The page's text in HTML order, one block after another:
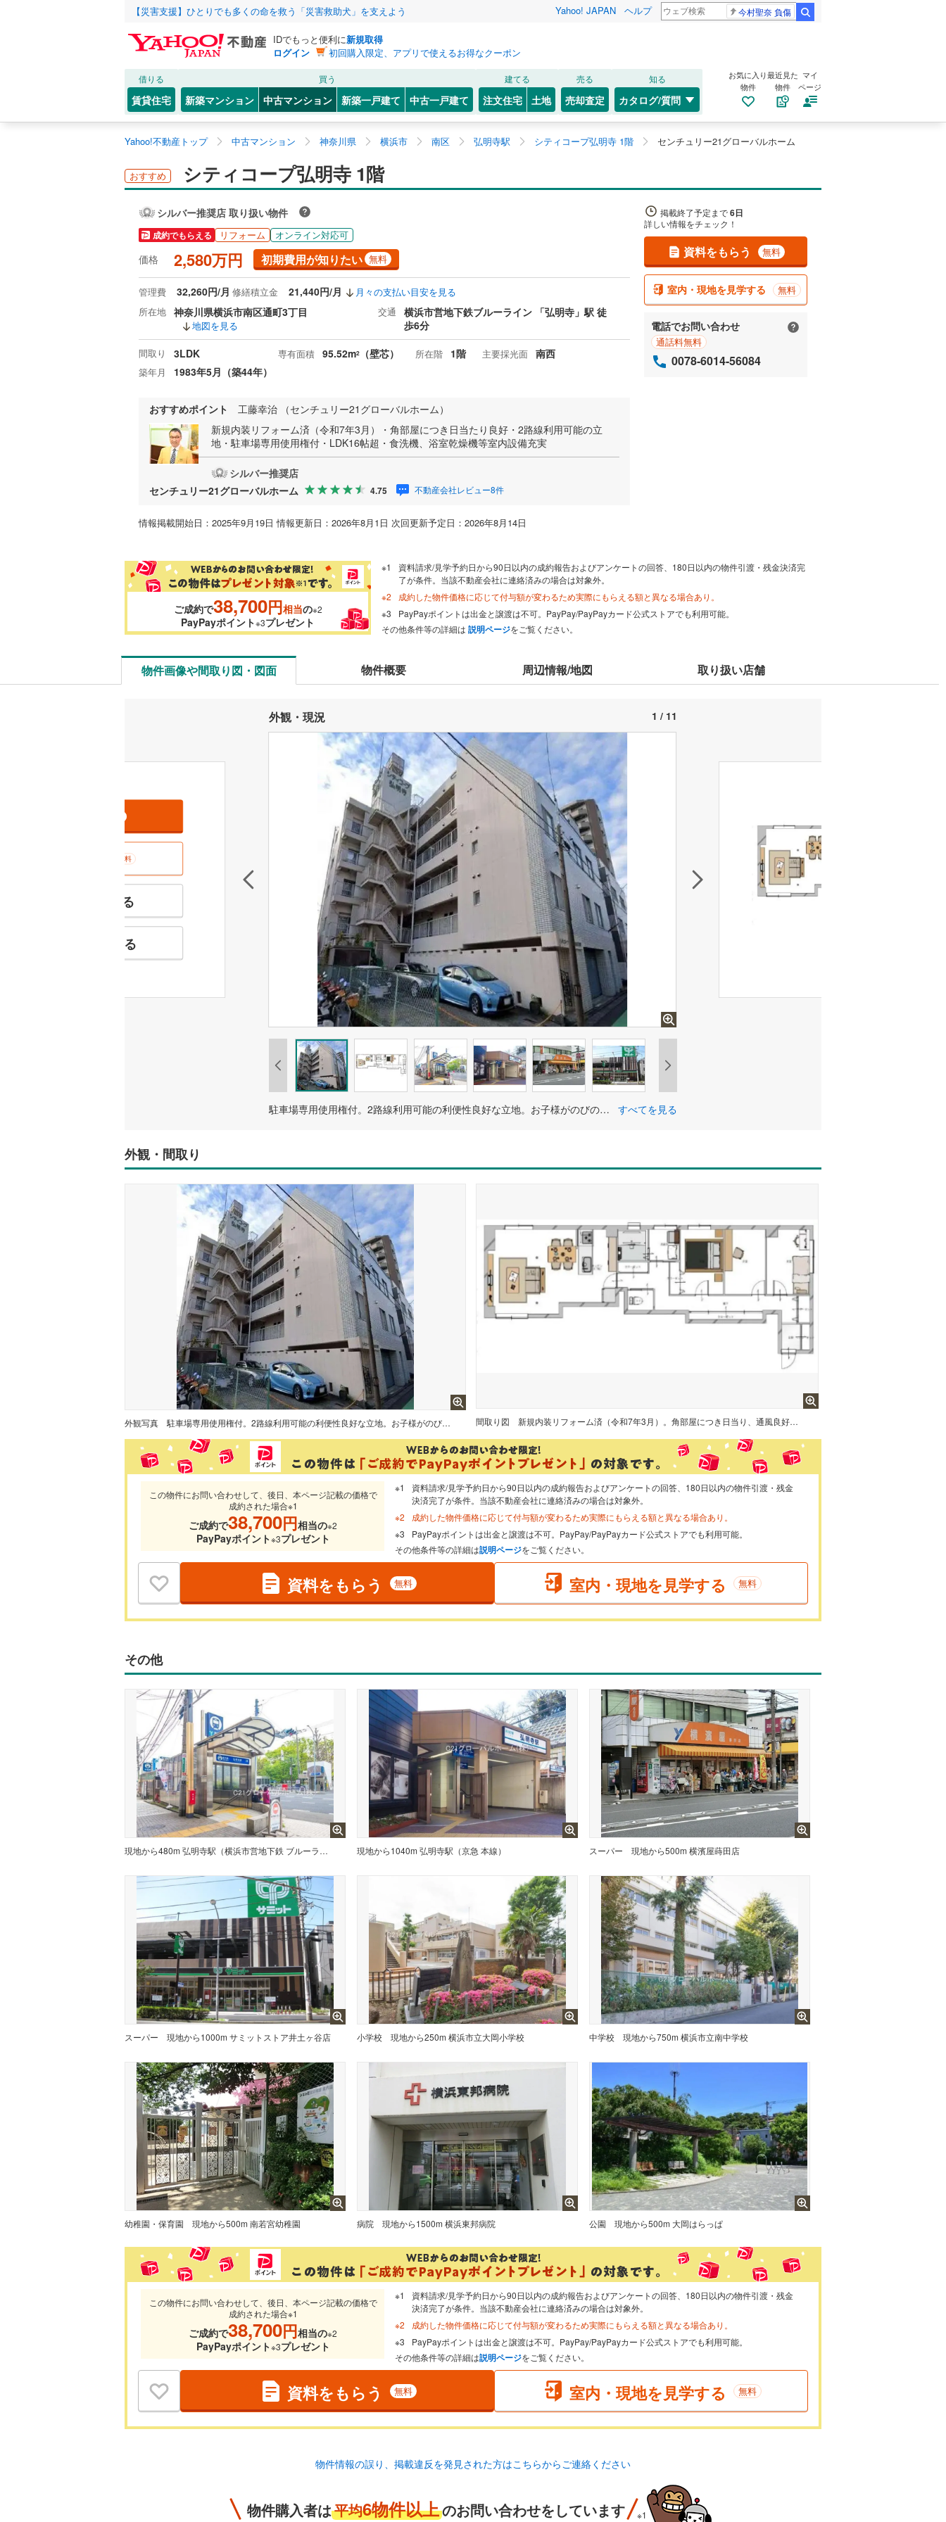
【災害支援】ひとりでも多くの命を救う「災害救助犬」を支えよう Yahoo! JAPAN ヘルプ 今村聖奈 負傷
IDでもっと便利に新規取得
ログイン
初回購入限定、アプリで使えるお得なクーポン
借りる
賃貸住宅
買う
新築マンション 中古マンション 新築一戸建て 中古一戸建て
建てる
注文住宅 土地
売る
売却査定
知る
カタログ/質問
お気に入り
物件
最近見た
物件
マイ
ページ
Yahoo!不動産トップ 中古マンション 神奈川県 横浜市 南区 弘明寺駅 シティコープ弘明寺 1階 センチュリー21グローバルホーム
おすすめ シティコープ弘明寺 1階
シルバー推奨店 取り扱い物件
成約でもらえる リフォーム オンライン対応可
価格 2,580万円 初期費用が知りたい 無料
管理費 32,260円/月 修繕積立金 21,440円/月
月々の支払い目安を見る
所在地 神奈川県横浜市南区通町3丁目
地図を見る
交通
横浜市営地下鉄ブルーライン 「弘明寺」駅 徒
歩6分
間取り 3LDK 専有面積 95.52m2 （壁芯） 所在階 1階 主要採光面 南西
築年月 1983年5月（築44年）
おすすめポイント
工藤幸治 （センチュリー21グローバルホーム）
新規内装リフォーム済（令和7年3月）・角部屋につき日当たり良好・2路線利用可能の立
地・駐車場専用使用権付・LDK16帖超・食洗機、浴室乾燥機等室内設備充実
シルバー推奨店
センチュリー21グローバルホーム
4.75 不動産会社レビュー8件
情報掲載開始日：2025年9月19日 情報更新日：2026年8月1日 次回更新予定日：2026年8月14日
掲載終了予定まで6日
詳しい情報をチェック！
資料をもらう 無料
室内・現地を見学する 無料
電話でお問い合わせ
通話料無料
0078-6014-56084
ご成約で38,700円相当の※2
PayPayポイント※3プレゼント
資料請求/見学予約日から90日以内の成約報告およびアンケートの回答、180日以内の物件引渡・残金決済完
了が条件。当該不動産会社に連絡済みの場合は対象外。
成約した物件価格に応じて付与額が変わるため実際にもらえる額と異なる場合あり。
PayPayポイントは出金と譲渡は不可。PayPay/PayPayカード公式ストアでも利用可能。
その他条件等の詳細は 説明ページをご覧ください。
物件画像や間取り図・図面 物件概要 周辺情報/地図 取り扱い店舗
外観・現況 1 / 11
無料
特徴の似た物件を見る
お気に入りに追加する
駐車場専用使用権付。2路線利用可能の利便性良好な立地。お子様がのびのびと遊べる公園や教育施設、毎日の食卓を支える買物施設が徒歩10分圏内の暮らしやすい住環境です。 すべてを見る
外観・間取り
外観写真 駐車場専用使用権付。2路線利用可能の利便性良好な立地。お子様がのびのびと遊べる公園や教育施設、毎日の食卓を支える買物施設が徒歩10分圏内の暮らしやすい住環境です。 間取り図 新規内装リフォーム済（令和7年3月）。角部屋につき日当り、通風良好。階下への生活音を気にせず暮らせる1階部分。段差のないフラットな設計のためどんな世代の方でも暮らしやすくなっています。
この物件にお問い合わせして、後日、本ページ記載の価格で
成約された場合※1
ご成約で38,700円相当の※2
PayPayポイント※3プレゼント
資料請求/見学予約日から90日以内の成約報告およびアンケートの回答、180日以内の物件引渡・残金
決済完了が条件。当該不動産会社に連絡済みの場合は対象外。
成約した物件価格に応じて付与額が変わるため実際にもらえる額と異なる場合あり。
PayPayポイントは出金と譲渡は不可。PayPay/PayPayカード公式ストアでも利用可能。
その他条件等の詳細は説明ページをご覧ください。
資料をもらう 無料 室内・現地を見学する 無料
その他
現地から480m 弘明寺駅（横浜市営地下鉄 ブルーライン） 現地から1040m 弘明寺駅（京急 本線） スーパー 現地から500m 横濱屋蒔田店
スーパー 現地から1000m サミットストア井土ヶ谷店 小学校 現地から250m 横浜市立大岡小学校 中学校 現地から750m 横浜市立南中学校
幼稚園・保育園 現地から500m 南若宮幼稚園 病院 現地から1500m 横浜東邦病院 公園 現地から500m 大岡はらっぱ
この物件にお問い合わせして、後日、本ページ記載の価格で
成約された場合※1
ご成約で38,700円相当の※2
PayPayポイント※3プレゼント
資料請求/見学予約日から90日以内の成約報告およびアンケートの回答、180日以内の物件引渡・残金
決済完了が条件。当該不動産会社に連絡済みの場合は対象外。
成約した物件価格に応じて付与額が変わるため実際にもらえる額と異なる場合あり。
PayPayポイントは出金と譲渡は不可。PayPay/PayPayカード公式ストアでも利用可能。
その他条件等の詳細は説明ページをご覧ください。
資料をもらう 無料 室内・現地を見学する 無料
物件情報の誤り、掲載違反を発見された方はこちらからご連絡ください
物件購入者は平均6物件以上のお問い合わせをしています ※1